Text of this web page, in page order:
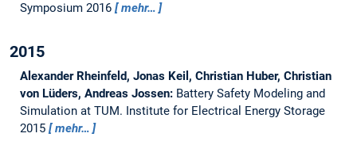
Symposium 2016
mehr…
2015
Alexander Rheinfeld, Jonas Keil, Christian Huber, Christian
von Lüders, Andreas Jossen: Battery Safety Modeling and
Simulation at TUM. Institute for Electrical Energy Storage
2015
mehr…